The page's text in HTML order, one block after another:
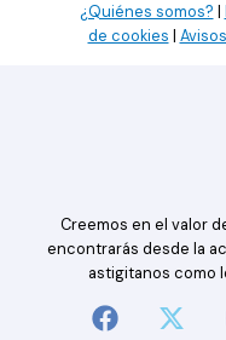
¿Quiénes somos? |
de cookies |
Creemos en el valor
encontrarás desde la
astigitanos como